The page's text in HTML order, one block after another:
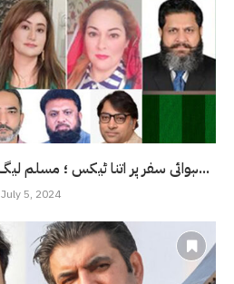
ہوائی سفر پر اتنا ٹیکس ؛ مسلم لیگ( ن) اوورسیز رہنما سخت...
July 5, 2024